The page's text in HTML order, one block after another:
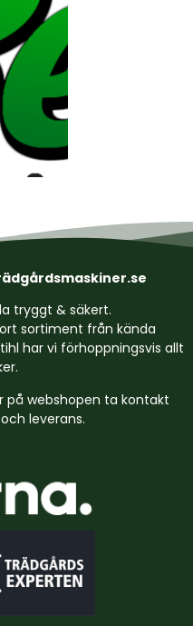
tryggt & säkert.
sortiment från kända
har vi förhoppningsvis allt
webshopen ta kontakt
leverans.